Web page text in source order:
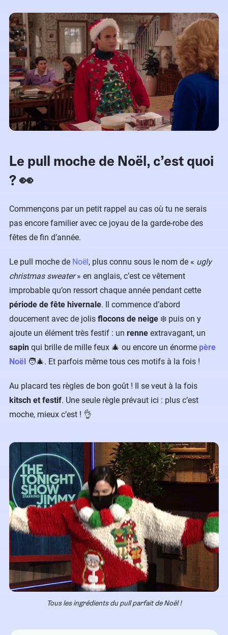
Le pull moche de Noël, c’est quoi
? 👀
Commençons par un petit rappel au cas où tu ne serais
pas encore familier avec ce joyau de la garde-robe des
fêtes de fin d’année.
Le pull moche de Noël, plus connu sous le nom de « ugly
christmas sweater» en anglais, c’est ce vêtement
improbable qu’on ressort chaque année pendant cette
période de fête hivernale. Il commence d’abord
doucement avec de jolis flocons de neige ❄️ puis on y
ajoute un élément très festif : un renne extravagant, un
sapin qui brille de mille feux 🎄 ou encore un énorme père
Noël 🧑‍🎄. Et parfois même tous ces motifs à la fois !
Au placard tes règles de bon goût ! Il se veut à la fois
kitsch et festif. Une seule règle prévaut ici : plus c’est
moche, mieux c’est ! 👌
Tous les ingrédients du pull parfait de Noël !